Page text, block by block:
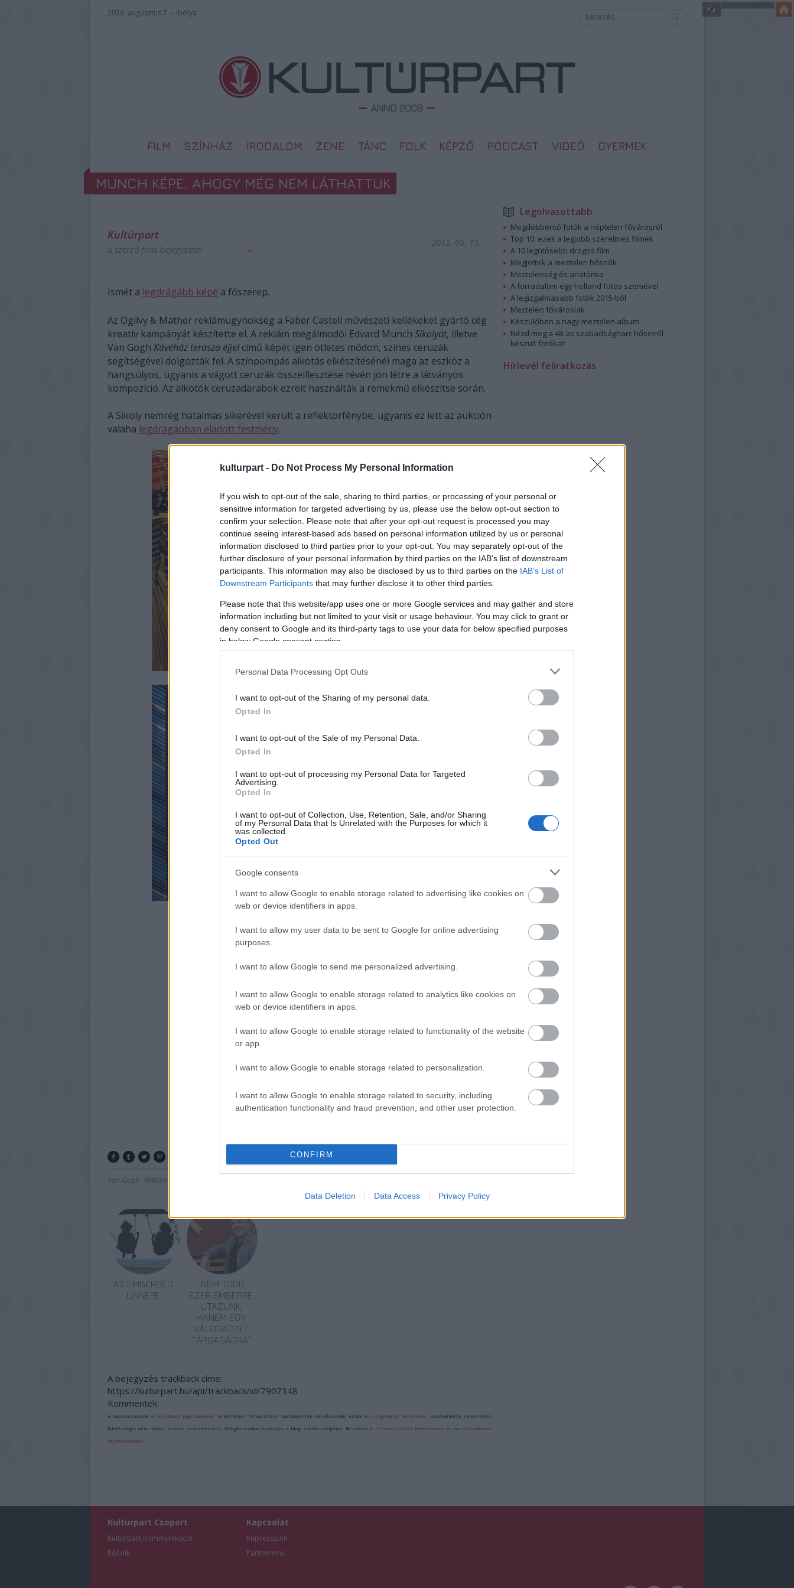
kulturpart - Do Not Process My Personal Information
If you wish to opt-out of the sale, sharing to third parties, or processing of your personal or
sensitive information for targeted advertising by us, please use the below opt-out section to
confirm your selection. Please note that after your opt-out request is processed you may
continue seeing interest-based ads based on personal information utilized by us or personal
information disclosed to third parties prior to your opt-out. You may separately opt-out of the
further disclosure of your personal information by third parties on the IAB’s list of downstream
participants. This information may also be disclosed by us to third parties on the IAB’s List of
Downstream Participants that may further disclose it to other third parties.
Please note that this website/app uses one or more Google services and may gather and store
information including but not limited to your visit or usage behaviour. You may click to grant or
deny consent to Google and its third-party tags to use your data for below specified purposes
in below Google consent section.
Personal Data Processing Opt Outs
I want to opt-out of the Sharing of my personal data.
Opted In
I want to opt-out of the Sale of my Personal Data.
Opted In
I want to opt-out of processing my Personal Data for Targeted
Advertising.
Opted In
I want to opt-out of Collection, Use, Retention, Sale, and/or Sharing
of my Personal Data that Is Unrelated with the Purposes for which it
was collected.
Opted Out
Google consents
I want to allow Google to enable storage related to advertising like cookies on
web or device identifiers in apps.
I want to allow my user data to be sent to Google for online advertising
purposes.
I want to allow Google to send me personalized advertising.
I want to allow Google to enable storage related to analytics like cookies on
web or device identifiers in apps.
I want to allow Google to enable storage related to functionality of the website
or app.
I want to allow Google to enable storage related to personalization.
I want to allow Google to enable storage related to security, including
authentication functionality and fraud prevention, and other user protection.
CONFIRM
Data Deletion Data Access Privacy Policy
2026. augusztus 7. – Ibolya
FILM SZÍNHÁZ IRODALOM ZENE TÁNC FOLK KÉPZŐ PODCAST VIDEÓ GYERMEK
MUNCH KÉPE, AHOGY MÉG NEM LÁTHATTUK
Kultúrpart
a szerző friss bejegyzései
2012. 05. 15.
Ismét a legdrágább képé a főszerep.
Az Ogilvy & Mather reklámügynökség a Faber Castell művészeti kellékeket gyártó cég
kreatív kampányát készítette el. A reklám megálmodói Edvard Munch Sikolyát, illetve
Van Gogh Kávéház terasza éjjel című képét igen ötletes módon, színes ceruzák
segítségével dolgozták fel. A színpompás alkotás elkészítésénél maga az eszköz a
hangsúlyos, ugyanis a vágott ceruzák összeillesztése révén jön létre a látványos
kompozíció. Az alkotók ceruzadarabok ezreit használták a remekmű elkészítse során.
A Sikoly nemrég hatalmas sikerével került a reflektorfénybe, ugyanis ez lett az aukción
valaha legdrágábban eladott festmény.
Van Gogh Reklám
AZ EMBERSÉG
ÜNNEPE
„NEM TÖBB
EZER EMBERRE
UTAZUNK,
HANEM EGY
VÁLOGATOTT
TÁRSASÁGRA”
A bejegyzés trackback címe:
https://kulturpart.hu/api/trackback/id/7907348
Kommentek:
A hozzászólások avonatkozó jogszabályok értelmében felhasználói tartalomnak minősülnek, értük a szolgáltatás technikai üzemeltetője semmilyen
felelősséget nem vállal, azokat nem ellenőrzi. Kifogás esetén forduljon a blog szerkesztőjéhez. Részletek a Felhasználási feltételekben és azadatvédelmi
tájékoztatóban
Legolvasottabb
Megdöbbentő fotók a néptelen fővárosról
Top 10: ezek a legjobb szerelmes filmek
A 10 legütősebb drogos film
Megjöttek a meztelen hősnők
Meztelenség és anatómia
A forradalom egy holland fotós szemével
A legizgalmasabb fotók 2015-ből
Meztelen fővárosiak
Készülőben a nagy meztelen album
Nézd meg a 48-as szabadságharc hőseiről
készült fotókat!
Hírlevél feliratkozás
Kultúrpart Csoport
Kultúrpart Kommunikáció
Rólunk
Kapcsolat
Impresszum
Partnereink